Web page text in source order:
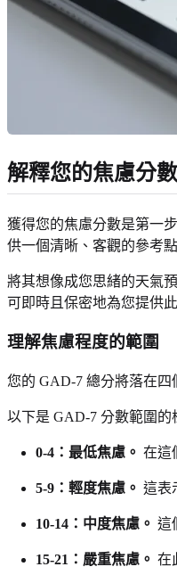
解釋您的焦慮分
獲得您的焦慮分數是第一
供一個清晰、客觀的參考點
將其想像成您思緒的天氣
可即時且保密地為您提供
理解焦慮程度的範圍
您的 GAD-7 總分將落在
以下是 GAD-7 分數範圍的
0-4：最低焦慮。 在這
5-9：輕度焦慮。 這表
10-14：中度焦慮。 這
15-21：嚴重焦慮。 在